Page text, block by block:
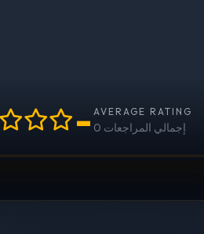
- AVERAGE RATING
0 إجمالي المراجعات